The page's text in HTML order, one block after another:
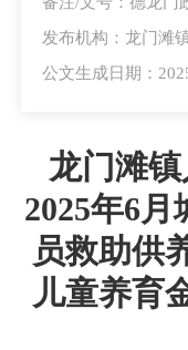
发布机构：龙门滩
公文生成日期：
龙门滩
2025年6
员救助供
儿童养育